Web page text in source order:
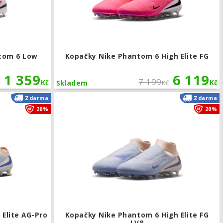
6 Low
1 359Kč
Kopačky Nike Phantom 6 High Elite FG
7 199Kč 6 119Kč
Skladem
AG-Pro
Zdarma
20%
Kopačky Nike Phantom 6 Low Elite AG-Pro LV8
Kopačky Nike Phantom 6 High Elite FG
Zdarma
20%